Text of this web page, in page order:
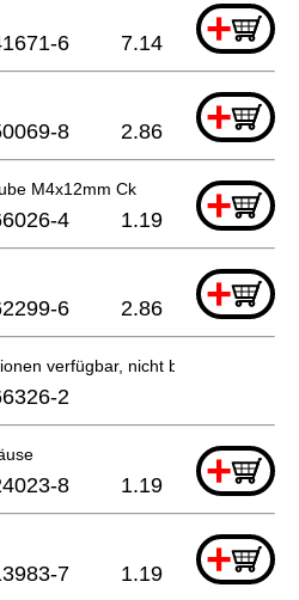
+
6 7.14
+
8 2.86
M4x12mm Ck +
4 1.19
+
6 2.86
verfügbar, nicht bestellbar
2
+
8 1.19
+
7 1.19